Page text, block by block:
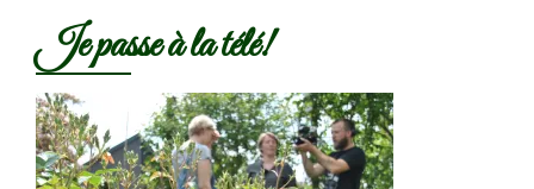
Je passe à la télé!